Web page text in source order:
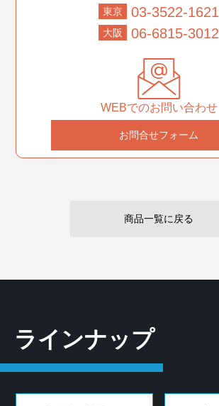
東京 03-3522-1621
大阪 06-6815-3012
WEBでのお問い合わせ
お問合せフォーム
商品一覧に戻る
ラインナップ